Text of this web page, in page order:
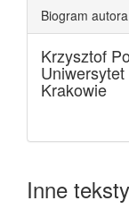
Biogram autora
Krzysztof
Krakowie
Inne